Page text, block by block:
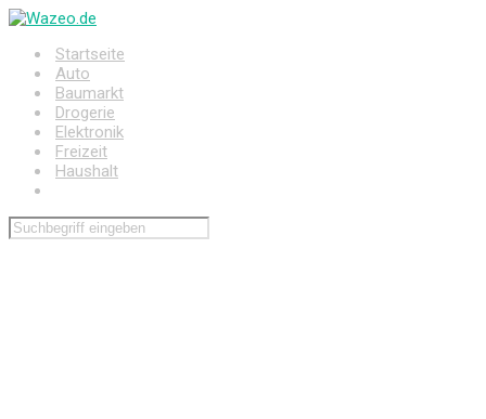
Zum
springenStartseite
Auto
Baumarkt
Drogerie
Elektronik
Freizeit
Haushalt